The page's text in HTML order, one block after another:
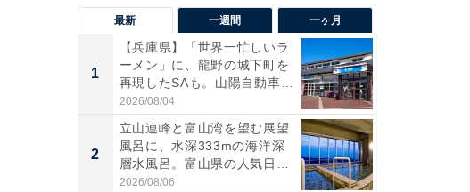
最新 一週間 一ヶ月
1
【兵庫県】「世界一忙しいラ
ーメン」に、龍野の城下町を
再現したSAも。山陽自動車
道...
2026/08/04
2
立山連峰と富山湾を望む展望
風呂に、水深333mの海洋深
層水風呂。富山県の人気日
帰...
2026/08/06